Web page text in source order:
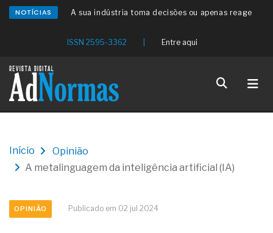
NOTÍCIAS
A sua indústria toma decisões ou apenas reage
Os serviços de reciclagem profunda a frio in situ
tentar criar uma reserva de mercado sobre as
NBR ISO
Os critérios médicos da síndrome metabólica
A prevenção clínica da coceira no ânus
crônica
As causas médicas da queda dos cabelos ou
positivo
ISSN 2595-3362 Entre aqui
Início
Opinião
A metalinguagem da inteligência artificial (IA)
OPINIÃO Publicado em 02 jul 2024